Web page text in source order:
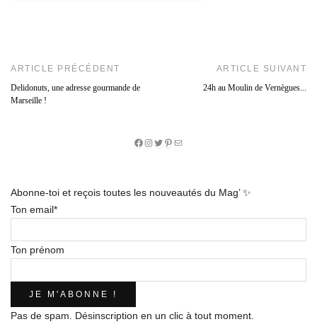
ARTICLE PRÉCÉDENT
Delidonuts, une adresse gourmande de
Marseille !
ARTICLE SUIVANT
24h au Moulin de Vernègues...
Facebook
Instagram
Twitter
Pinterest
E-
Abonne-toi et reçois toutes les nouveautés du Mag’ ✨
Ton email*
Ton prénom
Pas de spam. Désinscription en un clic à tout moment.